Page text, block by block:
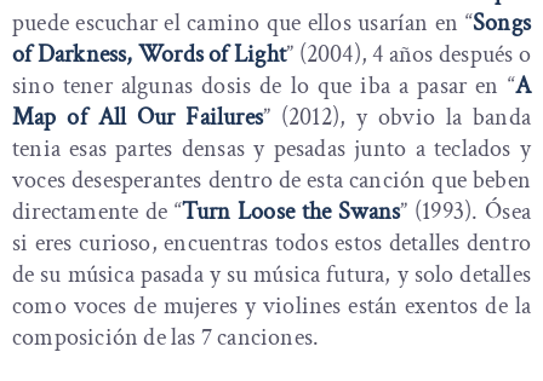
puede escuchar el camino que ellos usarían en “Songs
of Darkness, Words of Light” (2004), 4 años después o
sino tener algunas dosis de lo que iba a pasar en “A
Map of All Our Failures” (2012), y obvio la banda
tenia esas partes densas y pesadas junto a teclados y
voces desesperantes dentro de esta canción que beben
directamente de “Turn Loose the Swans” (1993). Ósea
si eres curioso, encuentras todos estos detalles dentro
de su música pasada y su música futura, y solo detalles
como voces de mujeres y violines están exentos de la
composición de las 7 canciones.